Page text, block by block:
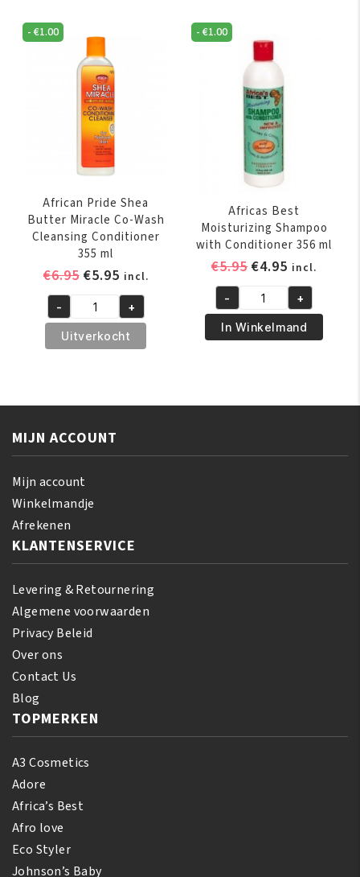
Neutralizing
Deep
Conditioning
Shampoo
aantal
160
aantal
-€1.00
African Pride Shea
Butter Miracle Co-Wash
Cleansing Conditioner
355 ml
€6.95 Oorspronkelijke
was:
€6.95.
€5.95Huidige
prijs
is:
€5.95.
incl.
African
Pride
Shea
Co-
Wash
355
ml
aantal
- +
Uitverkocht
-€1.00
Africas Best
Moisturizing Shampoo
with Conditioner 356 ml
€5.95
was:
€5.95.
€4.95 Huidige
prijs
is:
€4.95.
incl.
Africas
Best
Moisturizing
Conditioner
aantal
- +
In Winkelmand
MIJN ACCOUNT
Mijn account
Winkelmandje
Afrekenen
KLANTENSERVICE
Levering & Retournering
Algemene voorwaarden
Privacy Beleid
Over ons
Contact Us
Blog
TOPMERKEN
A3 Cosmetics
Adore
Africa’s Best
Afro love
Eco Styler
Johnson’s Baby